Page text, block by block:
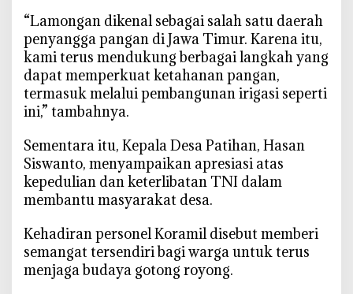
T
e
r
a
i
‎“Lamongan dikenal sebagai salah satu daerah
penyangga pangan di Jawa Timur. Karena itu,
kami terus mendukung berbagai langkah yang
dapat memperkuat ketahanan pangan,
termasuk melalui pembangunan irigasi seperti
ini,” tambahnya.
‎Sementara itu, Kepala Desa Patihan, Hasan
Siswanto, menyampaikan apresiasi atas
kepedulian dan keterlibatan TNI dalam
membantu masyarakat desa.
‎Kehadiran personel Koramil disebut memberi
semangat tersendiri bagi warga untuk terus
menjaga budaya gotong royong.